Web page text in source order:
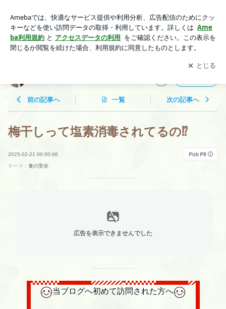
アプリをダウンロードして ブログの更新通知
を受け取りまし
ょう。
開く
前の記事へ 一覧 次の記事へ
梅干しって塩素消毒されてるの⁉️
2025-02-21 00:00:06
テーマ： 食の安全
広告を表示できませんでした
当ブログへ初めて訪問された方へ